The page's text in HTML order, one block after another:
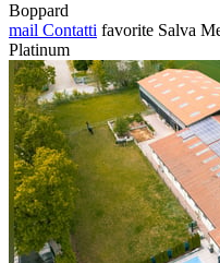
Boppard
mail Contatti favorite Salva
Platinum